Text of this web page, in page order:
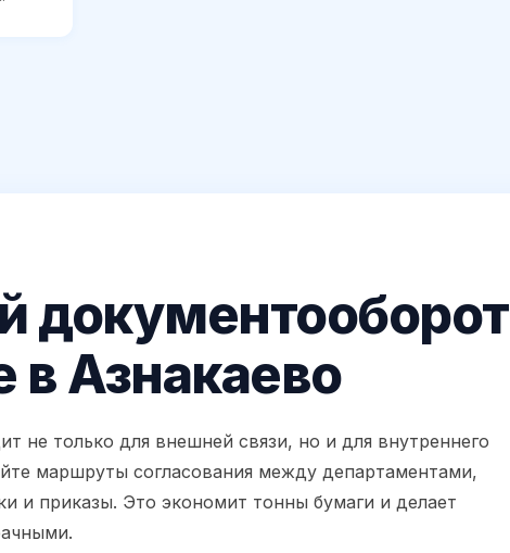
документооборот
в Азнакаево
не только для внешней связи, но и для внутреннего
маршруты согласования между департаментами,
и приказы. Это экономит тонны бумаги и делает